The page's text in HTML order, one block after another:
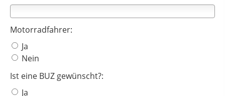
Motorradfahrer:
Ja
Nein
Ist eine BUZ gewünscht?:
Ja